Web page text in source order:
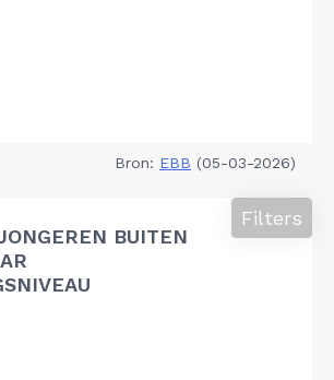
Bron: EBB (05-03-2026)
BUITEN
Filters